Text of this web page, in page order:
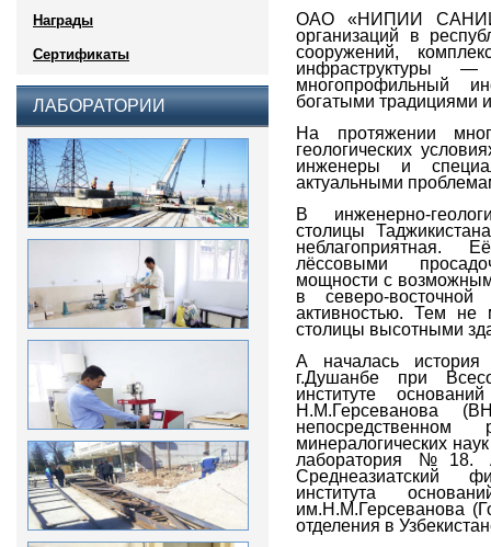
ОАО «НИПИИ
организаций в
сооружений,
инфраструктуры
многопрофильный
богатыми традициями
На протяжении
геологических
инженеры и
актуальными
В инженерно-
столицы
неблагоприятная.
лёссовыми
мощности с
в северо-
активностью. Тем не
столицы высотными
А началась
г.Душанбе при
институте
Н.М.Герсеванова
непосредственном
минералогических
лаборатория
Среднеазиатский
института
им.Н.М.Герсеванова
отделения в
Награды
Сертификаты
ЛАБОРАТОРИИ